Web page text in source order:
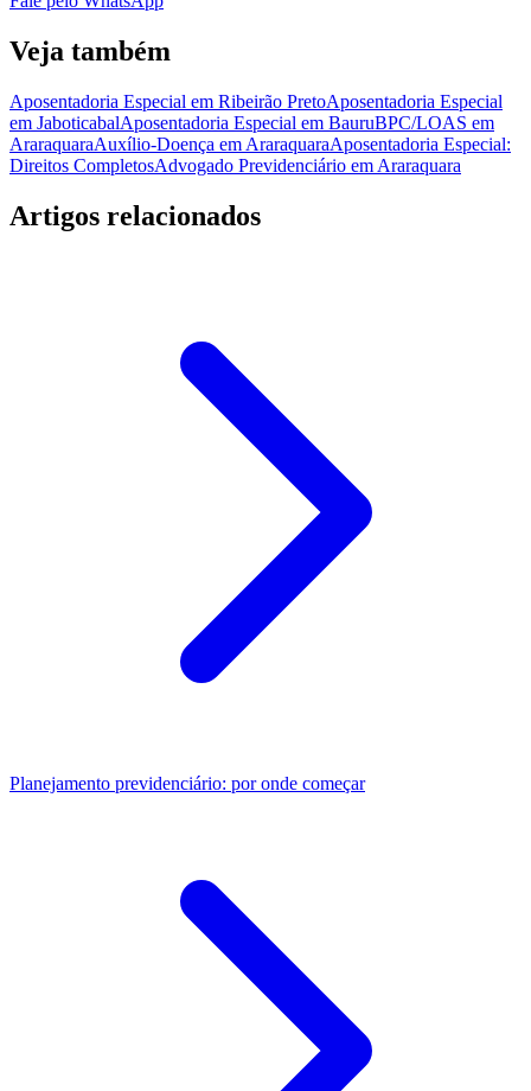
Veja também
Aposentadoria Especial em Ribeirão PretoAposentadoria Especial
em JaboticabalAposentadoria Especial em BauruBPC/LOAS em
AraraquaraAuxílio-Doença em AraraquaraAposentadoria Especial:
Direitos CompletosAdvogado Previdenciário em Araraquara
Artigos relacionados
Planejamento previdenciário: por onde começar